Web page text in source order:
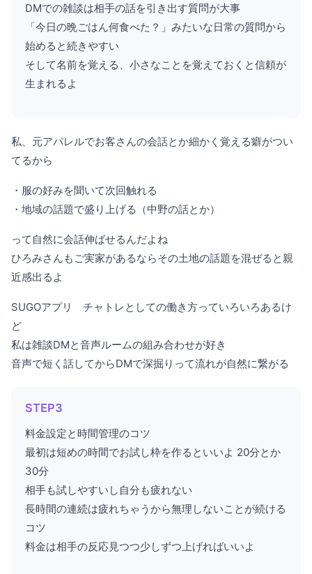
DMでの雑談は相手の話を引き出す質問が大事
「今日の晩ごはん何食べた？」みたいな日常の質問から
始めると続きやすい
そして名前を覚える、小さなことを覚えておくと信頼が
生まれるよ
私、元アパレルでお客さんの会話とか細かく覚える癖がつい
てるから
・服の好みを聞いて次回触れる
・地域の話題で盛り上げる（中野の話とか）
って自然に会話伸ばせるんだよね
ひろみさんもご実家があるならその土地の話題を混ぜると親
近感出るよ
SUGOアプリ チャトレとしての働き方っていろいろあるけ
ど
私は雑談DMと音声ルームの組み合わせが好き
音声で短く話してからDMで深掘りって流れが自然に繋がる
STEP3
料金設定と時間管理のコツ
最初は短めの時間でお試し枠を作るといいよ 20分とか
30分
相手も試しやすいし自分も疲れない
長時間の連続は疲れちゃうから無理しないことが続ける
コツ
料金は相手の反応見つつ少しずつ上げればいいよ